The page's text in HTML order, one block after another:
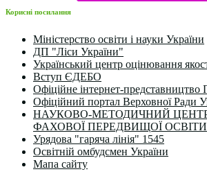
Корисні посилання
Міністерство освіти і науки України
ДП "Ліси України"
Український центр оцінювання
Вступ ЄДЕБО
Офіційне інтернет-представництво
Офіційний портал Верховної Ради
НАУКОВО-МЕТОДИЧНИЙ
ФАХОВОЇ ПЕРЕДВИЩОЇ ОСВІТИ
Урядова "гаряча лінія" 1545
Освітній омбудсмен України
Мапа сайту